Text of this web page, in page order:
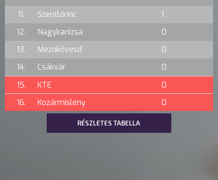
11.
Szentlőrinc
1
12.
Nagykanizsa
0
13.
Mezőkövesd
0
14.
Csákvár
0
15.
KTE
0
16.
Kozármisleny 0
RÉSZLETES TABELLA